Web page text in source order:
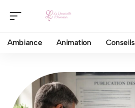
Ambiance Animation Conseils